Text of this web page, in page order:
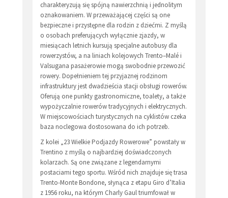
charakteryzują się spójną nawierzchnią i jednolitym
oznakowaniem. W przeważającej części są one
bezpieczne i przystępne dla rodzin z dziećmi. Z myślą
o osobach preferujących wyłącznie zjazdy, w
miesiącach letnich kursują specjalne autobusy dla
rowerzystów, a na liniach kolejowych Trento–Malé i
Valsugana pasażerowie mogą swobodnie przewozić
rowery. Dopełnieniem tej przyjaznej rodzinom
infrastruktury jest dwadzieścia stacji obsługi rowerów.
Oferują one punkty gastronomiczne, toalety, a także
wypożyczalnie rowerów tradycyjnych i elektrycznych.
W miejscowościach turystycznych na cyklistów czeka
baza noclegowa dostosowana do ich potrzeb.
Z kolei „23 Wielkie Podjazdy Rowerowe” powstały w
Trentino z myślą o najbardziej doświadczonych
kolarzach. Są one związane z legendarnymi
postaciami tego sportu. Wśród nich znajduje się trasa
Trento-Monte Bondone, słynąca z etapu Giro d’Italia
z 1956 roku, na którym Charly Gaul triumfował w